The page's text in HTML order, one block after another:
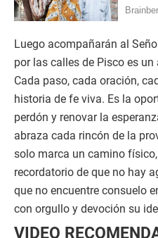
Luego acompañarán al
por las calles de Pisco es
Cada paso, cada oración,
historia de fe viva. Es la
perdón y renovar la
abraza cada rincón de la
solo marca un camino
recordatorio de que no hay
que no encuentre consuelo
con orgullo y devoción su
VIDEO